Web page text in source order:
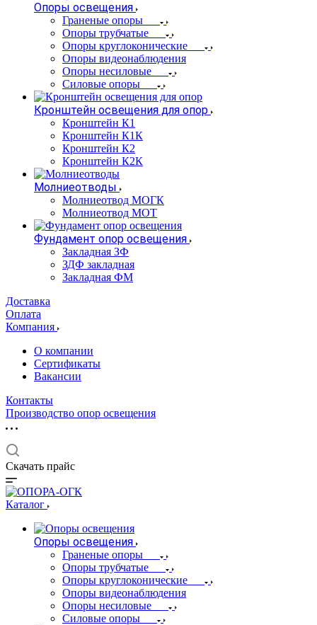
Опоры освещения
Граненые опоры
Опоры трубчатые
Опоры круглоконические
Опоры видеонаблюдения
Опоры несиловые
Силовые опоры
Кронштейн освещения для опор
Кронштейн К1
Кронштейн К1К
Кронштейн К2
Кронштейн К2К
Молниеотводы
Молниеотвод МОГК
Молниеотвод МОТ
Фундамент опор освещения
Закладная ЗФ
ЗДФ закладная
Закладная ФМ
Доставка
Оплата
Компания
О компании
Сертификаты
Вакансии
Контакты
Производство опор освещения
Скачать прайс
Каталог
Опоры освещения
Граненые опоры
Опоры трубчатые
Опоры круглоконические
Опоры видеонаблюдения
Опоры несиловые
Силовые опоры